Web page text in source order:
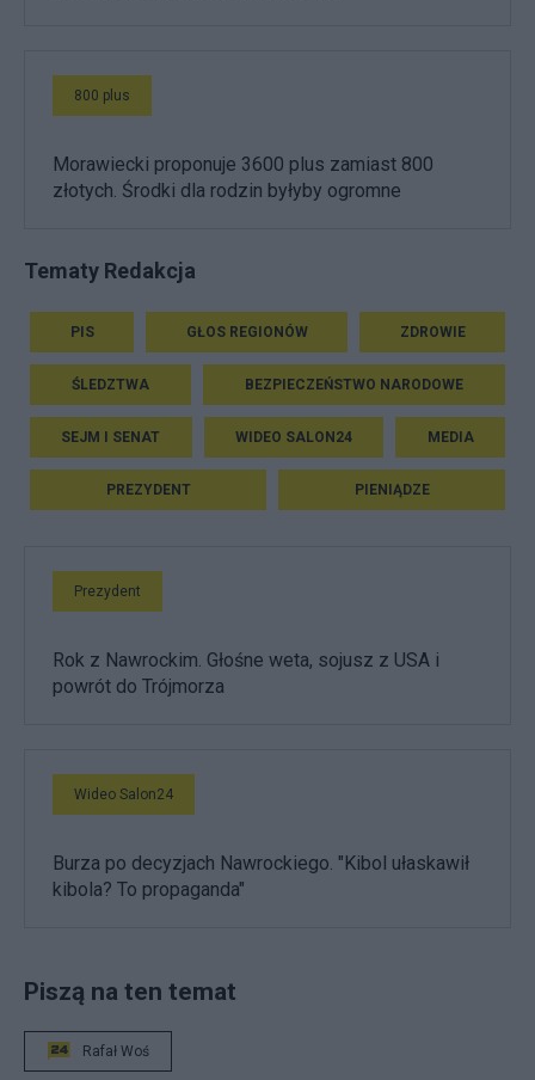
800 plus
Morawiecki proponuje 3600 plus zamiast 800
złotych. Środki dla rodzin byłyby ogromne
Tematy Redakcja
PIS GŁOS REGIONÓW ZDROWIE
ŚLEDZTWA BEZPIECZEŃSTWO NARODOWE
SEJM I SENAT WIDEO SALON24 MEDIA
PREZYDENT PIENIĄDZE
Prezydent
Rok z Nawrockim. Głośne weta, sojusz z USA i
powrót do Trójmorza
Wideo Salon24
Burza po decyzjach Nawrockiego. "Kibol ułaskawił
kibola? To propaganda"
Piszą na ten temat
Rafał Woś